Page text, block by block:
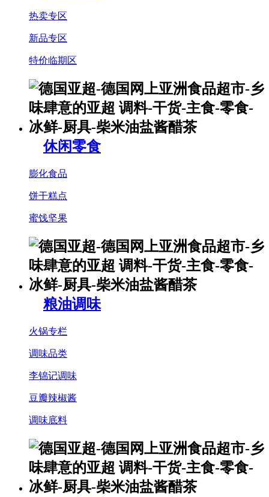
热卖专区
新品专区
特价临期区
休闲零食
膨化食品
饼干糕点
蜜饯坚果
粮油调味
火锅专栏
调味品类
李锦记调味
豆瓣辣椒酱
调味底料